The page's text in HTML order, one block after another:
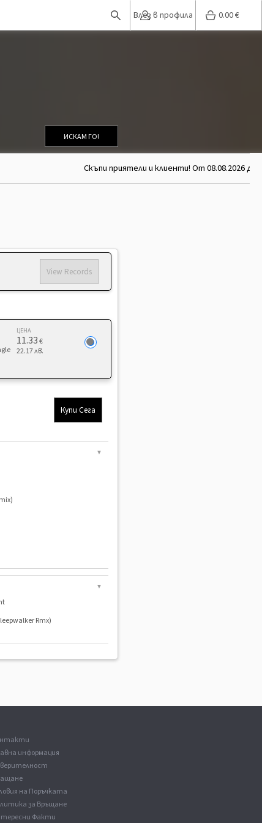
Влез в профила 0.00€
ИСКАМ ГО!
Скъпи приятели и клиенти! От 08.08.2026
View Records
ЦЕНА
11.33€
22.17 лв.
Купи Сега
▼
▼
Rmx)
информация
на Поръчката
за Връщане
Факти